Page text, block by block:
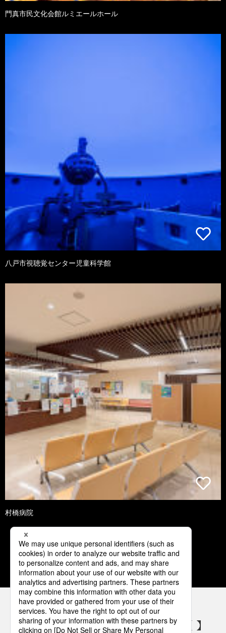
門真市民文化会館ルミエールホール
八戸市視聴覚センター児童科学館
村橋病院
1 2 3 4 5
パナソニックの電気設備 SNSアカウント